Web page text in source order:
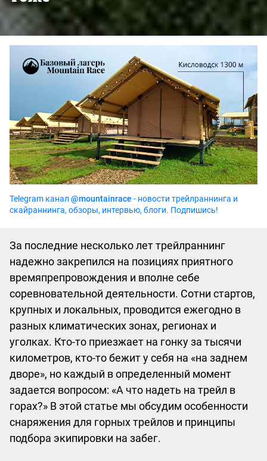
Telegram канал @mountainrace - новости трейлраннинга и
скайраннинга, обзоры, интервью, блоги. Подпишись!
За последние несколько лет трейлраннинг
надежно закрепился на позициях приятного
времяпрепровождения и вполне себе
соревновательной деятельности. Сотни стартов,
крупных и локальных, проводится ежегодно в
разных климатических зонах, регионах и
уголках. Кто-то приезжает на гонку за тысячи
километров, кто-то бежит у себя на «‎на заднем
дворе»‎, но каждый в определенный момент
задается вопросом: «‎А что надеть на трейл в
горах?» В этой статье мы обсудим особенности
снаряжения для горных трейлов и принципы
подбора экипировки на забег.